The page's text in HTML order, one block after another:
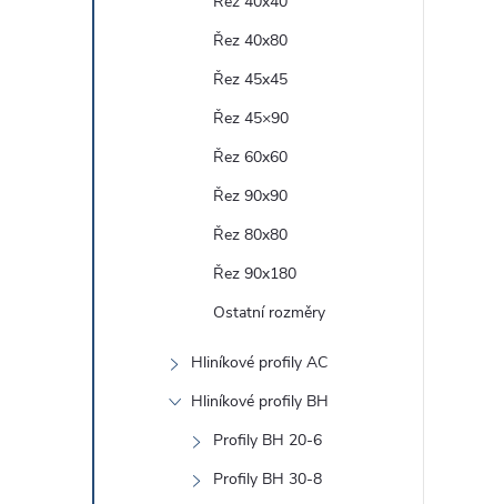
Řez 40x80
Řez 45x45
Řez 45×90
Řez 60x60
Řez 90x90
Řez 80x80
Řez 90x180
Ostatní rozměry
Hliníkové profily AC
Hliníkové profily BH
Profily BH 20-6
Profily BH 30-8